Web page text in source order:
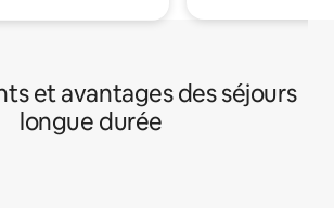
et avantages des séjours
longue durée